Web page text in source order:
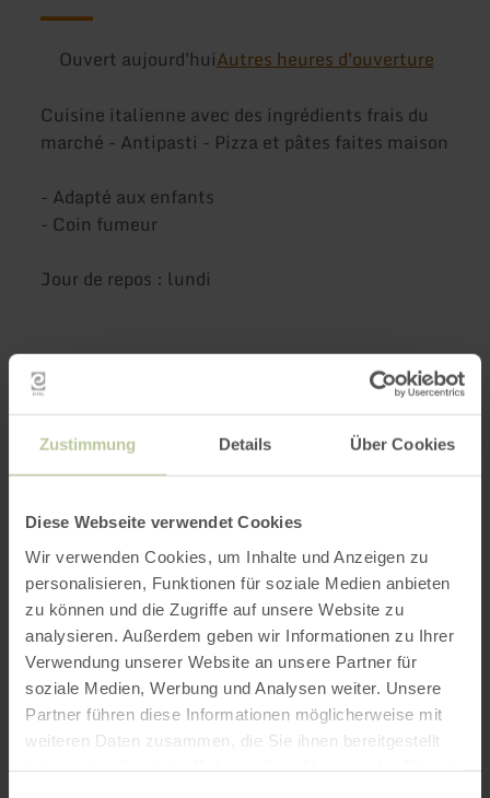
Zustimmung Details Über Cookies
Diese Webseite verwendet Cookies
Wir verwenden Cookies, um Inhalte und Anzeigen zu
personalisieren, Funktionen für soziale Medien anbieten
zu können und die Zugriffe auf unsere Website zu
analysieren. Außerdem geben wir Informationen zu Ihrer
Verwendung unserer Website an unsere Partner für
soziale Medien, Werbung und Analysen weiter. Unsere
Partner führen diese Informationen möglicherweise mit
weiteren Daten zusammen, die Sie ihnen bereitgestellt
Ouvert aujourd'huiAutres heures d'ouverture
Cuisine italienne avec des ingrédients frais du
marché - Antipasti - Pizza et pâtes faites maison
- Adapté aux enfants
- Coin fumeur
Jour de repos : lundi
Plus
d'informations
Heures d'ouverture
Caractéristiques / Particularités
Catégories
Nombre de places